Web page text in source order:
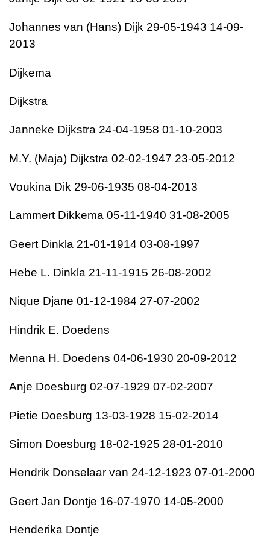
Johannes van (Hans) Dijk 29-05-1943 14-09-
2013
Dijkema
Dijkstra
Janneke Dijkstra 24-04-1958 01-10-2003
M.Y. (Maja) Dijkstra 02-02-1947 23-05-2012
Voukina Dik 29-06-1935 08-04-2013
Lammert Dikkema 05-11-1940 31-08-2005
Geert Dinkla 21-01-1914 03-08-1997
Hebe L. Dinkla 21-11-1915 26-08-2002
Nique Djane 01-12-1984 27-07-2002
Hindrik E. Doedens
Menna H. Doedens 04-06-1930 20-09-2012
Anje Doesburg 02-07-1929 07-02-2007
Pietie Doesburg 13-03-1928 15-02-2014
Simon Doesburg 18-02-1925 28-01-2010
Hendrik Donselaar van 24-12-1923 07-01-2000
Geert Jan Dontje 16-07-1970 14-05-2000
Henderika Dontje